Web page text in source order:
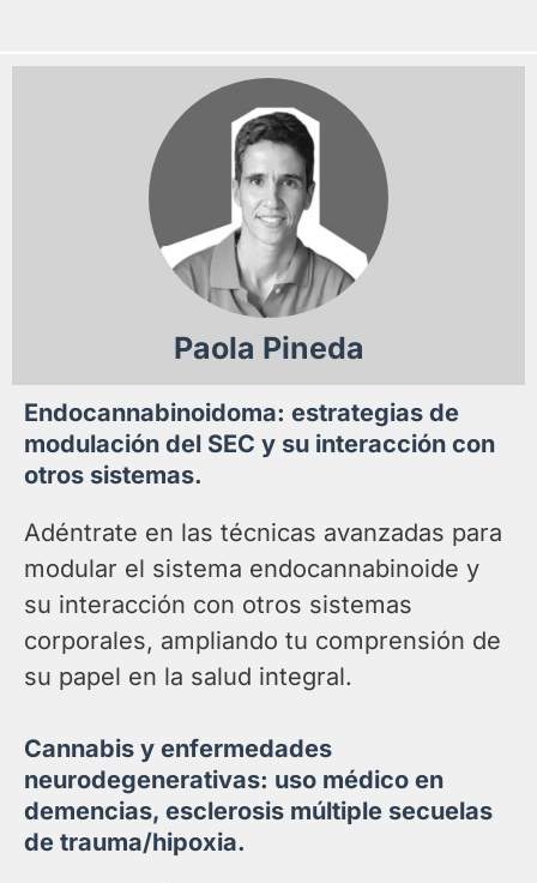
Paola Pineda
Endocannabinoidoma: estrategias de
modulación del SEC y su interacción con
otros sistemas.
Adéntrate en las técnicas avanzadas para
modular el sistema endocannabinoide y
su interacción con otros sistemas
corporales, ampliando tu comprensión de
su papel en la salud integral.
Cannabis y enfermedades
neurodegenerativas: uso médico en
demencias, esclerosis múltiple secuelas
de trauma/hipoxia.